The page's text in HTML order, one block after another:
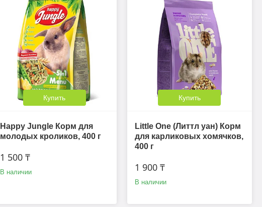
Купить
Happy Jungle Корм для
молодых кроликов, 400 г
1 500 ₸
В наличии
Купить
Little One (Литтл уан) Корм
для карликовых хомячков,
400 г
1 900 ₸
В наличии